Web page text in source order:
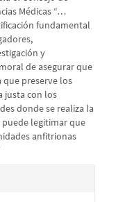
Médicas “…
fundamental
y
de asegurar que
que preserve los
justa con los
donde se realiza la
puede legitimar que
anfitrionas